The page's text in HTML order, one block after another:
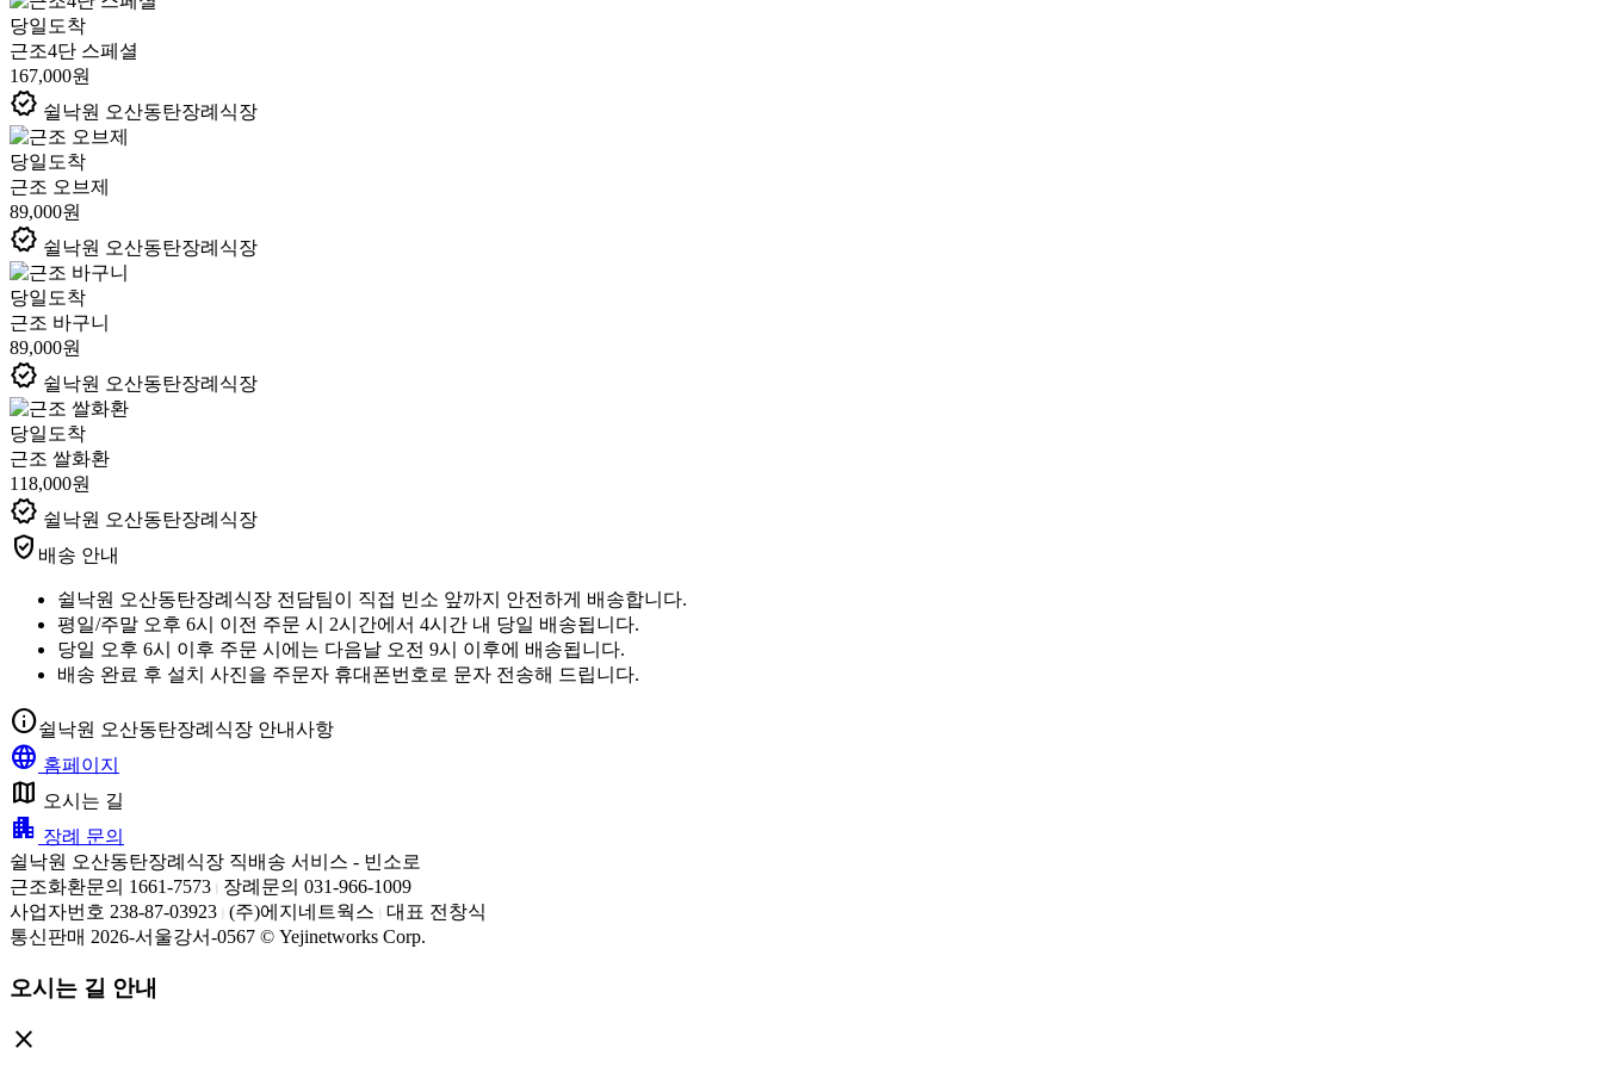
당일도착
근조4단 스페셜
167,000원
verified 쉴낙원 오산동탄장례식장
당일도착
근조 오브제
89,000원
verified 쉴낙원 오산동탄장례식장
당일도착
근조 바구니
89,000원
verified 쉴낙원 오산동탄장례식장
당일도착
근조 쌀화환
118,000원
verified 쉴낙원 오산동탄장례식장
verified_user 배송 안내
쉴낙원 오산동탄장례식장 전담팀이 직접 빈소 앞까지 안전하게 배송합니다.
평일/주말 오후 6시 이전 주문 시 2시간에서 4시간 내 당일 배송됩니다.
당일 오후 6시 이후 주문 시에는 다음날 오전 9시 이후에 배송됩니다.
배송 완료 후 설치 사진을 주문자 휴대폰번호로 문자 전송해 드립니다.
info쉴낙원 오산동탄장례식장 안내사항
language 홈페이지
map 오시는 길
apartment 장례 문의
쉴낙원 오산동탄장례식장 직배송 서비스 - 빈소로
근조화환문의 1661-7573
장례문의 031-966-1009
사업자번호 238-87-03923 (주)에지네트웍스
대표 전창식
통신판매 2026-서울강서-0567 © Yejinetworks Corp.
오시는 길 안내
close